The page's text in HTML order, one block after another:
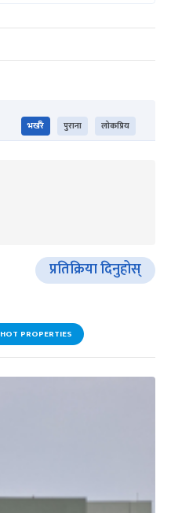
भर्खरै पुराना लोकप्रिय
प्रतिक्रिया दिनुहोस्
HOT PROPERTIES